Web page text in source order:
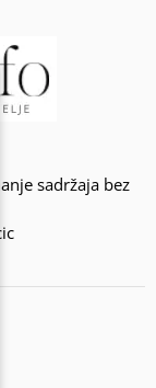
sadržaja bez